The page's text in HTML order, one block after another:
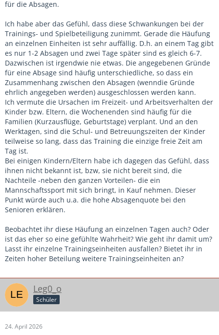
für die Absagen.
Ich habe aber das Gefühl, dass diese Schwankungen bei der
Trainings- und Spielbeteiligung zunimmt. Gerade die Häufung
an einzelnen Einheiten ist sehr auffällig. D.h. an einem Tag gibt
es nur 1-2 Absagen und zwei Tage später sind es gleich 6-7.
Dazwischen ist irgendwie nie etwas. Die angegebenen Gründe
für eine Absage sind häufig unterschiedliche, so dass ein
Zusammenhang zwischen den Absagen (wenndie Gründe
ehrlich angegeben werden) ausgeschlossen werden kann.
Ich vermute die Ursachen im Freizeit- und Arbeitsverhalten der
Kinder bzw. Eltern, die Wochenenden sind häufig für die
Familien (Kurzausflüge, Geburtstage) verplant. Und an den
Werktagen, sind die Schul- und Betreuungszeiten der Kinder
teilweise so lang, dass das Training die einzige freie Zeit am
Tag ist.
Bei einigen Kindern/Eltern habe ich dagegen das Gefühl, dass
ihnen nicht bekannt ist, bzw, sie nicht bereit sind, die
Nachteile -neben den ganzen Vorteilen- die ein
Mannschaftssport mit sich bringt, in Kauf nehmen. Dieser
Punkt würde auch u.a. die hohe Absagenquote bei den
Senioren erklären.
Beobachtet ihr diese Häufung an einzelnen Tagen auch? Oder
ist das eher so eine gefühlte Wahrheit? Wie geht ihr damit um?
Lasst ihr einzelne Trainingseinheiten ausfallen? Bietet ihr in
Zeiten hoher Beteilung weitere Trainingseinheiten an?
Leg0_o
Schüler
24. April 2026